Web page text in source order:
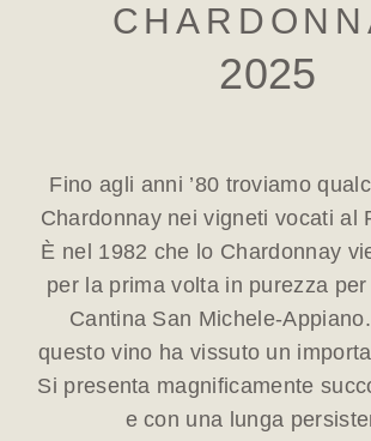
2025
Fino agli anni ’80 troviamo
Chardonnay nei vigneti vocati al
È nel 1982 che lo Chardonnay
per la prima volta in purezza
Cantina San Michele-
questo vino ha vissuto un
Si presenta magnificamente
e con una lunga